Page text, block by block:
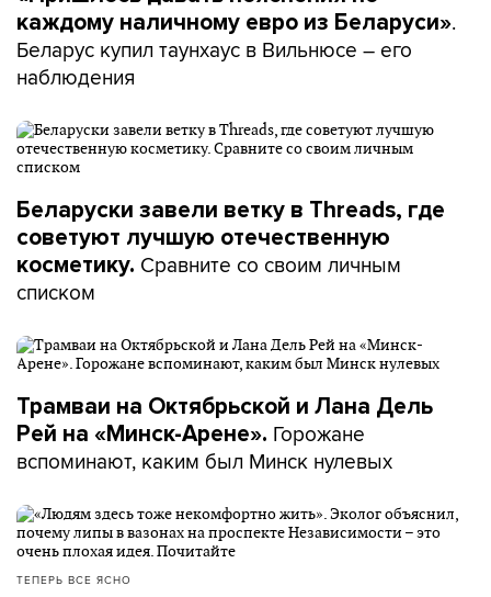
каждому наличному евро из Беларуси».
Беларус купил таунхаус в Вильнюсе – его
наблюдения
Беларуски завели ветку в Threads, где
советуют лучшую отечественную
косметику. Сравните со своим личным
списком
Трамваи на Октябрьской и Лана Дель
Рей на «Минск-Арене». Горожане
вспоминают, каким был Минск нулевых
ТЕПЕРЬ ВСЕ ЯСНО